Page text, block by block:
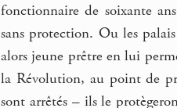
fonctionnaire de soixante
sans protection. Ou les
alors jeune prêtre en lui
la Révolution, au point de
sont arrêtés – ils le